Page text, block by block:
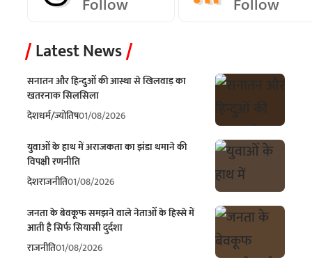
Latest News
सनातन और हिन्दुओं की आस्था से खिलवाड़ का
खतरनाक सिलसिला
देशधर्म/ज्योतिष01/08/2026
युवाओं के हाथ में अराजकता का झंडा थमाने की
विपक्षी रणनीति
देशराजनीति01/08/2026
जनता के बेवकूफ समझने वाले नेताओं के हिस्से में
आती है सिर्फ सियासी दुर्दशा
राजनीति01/08/2026